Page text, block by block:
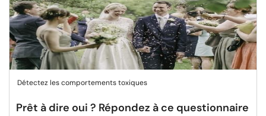
Détectez les comportements toxiques
Prêt à dire oui ? Répondez à ce questionnaire